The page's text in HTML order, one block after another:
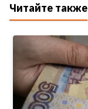
Читайте также